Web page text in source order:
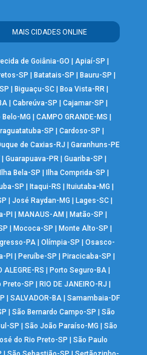
MAIS CIDADES ONLINE
de Goiânia-GO Apiaí-SP
SP Batatais-SP Bauru-SP
Biguaçu-SC Boa Vista-RR
| Cabreúva-SP Cajamar-SP
Belo-MG |CAMPO GRANDE-MS
SP Cardoso-SP
de Caxias-RJ
Garanhuns-PE
| Guarapuava-PR| Guariba-SP
Ilha Bela-SP Ilha Comprida-SP
SP Itaqui-RS Ituiutaba-MG
José Raydan-MG Lages-SC|
PI MANAUS-AM Matão-SP
Mococa-SP Monte Alto-SP
PA |Olímpia-SP |Osasco-
PI Peruíbe-SP Piracicaba-SP
ALEGRE-RS Porto Seguro-BA
Preto-SP RIO DE JANEIRO-RJ
SALVADOR-BA| Samambaia-DF
|São Bernardo Campo-SP |São
SP |São João Paraíso-MG |São
do Rio Preto-SP |São Paulo